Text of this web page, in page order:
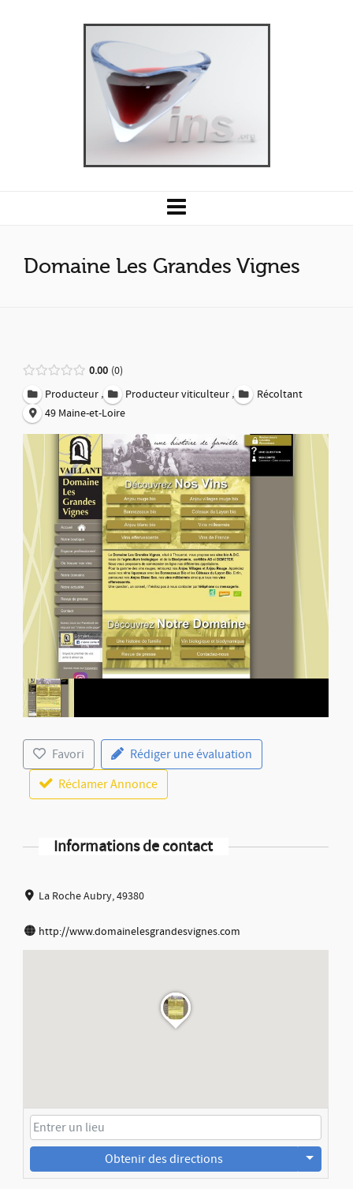
Domaine Les Grandes Vignes
0.00 0
Producteur , Producteur viticulteur ,
Récoltant
49 Maine-et-Loire
Favori
Rédiger une évaluation
Réclamer Annonce
Informations de contact
La Roche Aubry, 49380
http://www.domainelesgrandesvignes.com
Obtenir des directions